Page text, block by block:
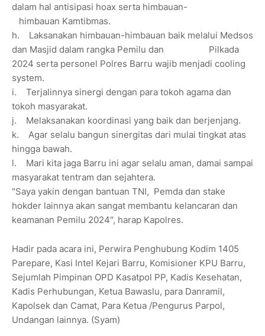
dalam hal antisipasi hoax serta himbauan-
himbauan Kamtibmas.
h.
Laksanakan himbauan-himbauan baik melalui Medsos
dan Masjid dalam rangka Pemilu dan
Pilkada
2024 serta personel Polres Barru wajib menjadi cooling
system.
i.
Terjalinnya sinergi dengan para tokoh agama dan
tokoh masyarakat.
j.
Melaksanakan koordinasi yang baik dan berjenjang.
k.
Agar selalu bangun sinergitas dari mulai tingkat atas
hingga bawah.
l.
Mari kita jaga Barru ini agar selalu aman, damai sampai
masyarakat tentram dan sejahtera.
"Saya yakin dengan bantuan TNI, Pemda dan stake
hokder lainnya akan sangat membantu kelancaran dan
keamanan Pemilu 2024", harap Kapolres.
Hadir pada acara ini, Perwira Penghubung Kodim 1405
Parepare, Kasi Intel Kejari Barru, Komisioner KPU Barru,
Sejumlah Pimpinan OPD Kasatpol PP, Kadis Kesehatan,
Kadis Perhubungan, Ketua Bawaslu, para Danramil,
Kapolsek dan Camat, Para Ketua /Pengurus Parpol,
Undangan lainnya. (Syam)